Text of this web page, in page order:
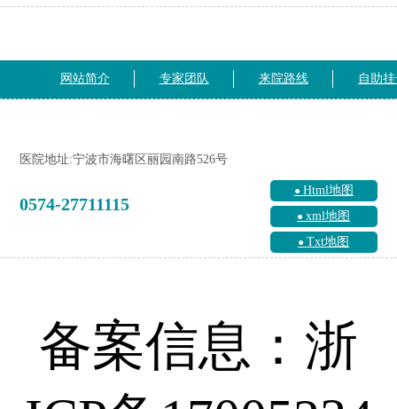
网站简介 专家团队 来院路线 自助
医院地址:宁波市海曙区丽园南路526号
0574-27711115
Html地图
xml地图
Txt地图
备案信息：浙